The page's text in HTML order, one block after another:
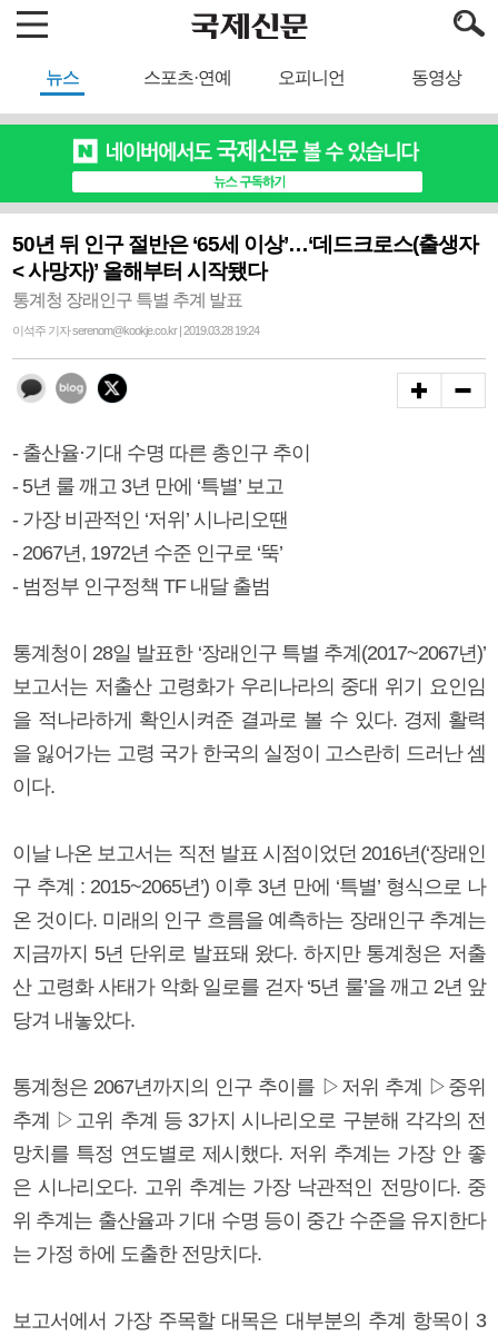
뉴스 스포츠·연예 오피니언 동영상
50년 뒤 인구 절반은 ‘65세 이상’…‘데드크로스(출생자
< 사망자)’ 올해부터 시작됐다
통계청 장래인구 특별 추계 발표
이석주 기자 serenom@kookje.co.kr | 2019.03.28 19:24
- 출산율·기대 수명 따른 총인구 추이
- 5년 룰 깨고 3년 만에 ‘특별’ 보고
- 가장 비관적인 ‘저위’ 시나리오땐
- 2067년, 1972년 수준 인구로 ‘뚝’
- 범정부 인구정책 TF 내달 출범
통계청이 28일 발표한 ‘장래인구 특별 추계(2017~2067년)’
보고서는 저출산 고령화가 우리나라의 중대 위기 요인임
을 적나라하게 확인시켜준 결과로 볼 수 있다. 경제 활력
을 잃어가는 고령 국가 한국의 실정이 고스란히 드러난 셈
이다.
이날 나온 보고서는 직전 발표 시점이었던 2016년(‘장래인
구 추계 : 2015~2065년’) 이후 3년 만에 ‘특별’ 형식으로 나
온 것이다. 미래의 인구 흐름을 예측하는 장래인구 추계는
지금까지 5년 단위로 발표돼 왔다. 하지만 통계청은 저출
산 고령화 사태가 악화 일로를 걷자 ‘5년 룰’을 깨고 2년 앞
당겨 내놓았다.
통계청은 2067년까지의 인구 추이를 ▷저위 추계 ▷중위
추계 ▷고위 추계 등 3가지 시나리오로 구분해 각각의 전
망치를 특정 연도별로 제시했다. 저위 추계는 가장 안 좋
은 시나리오다. 고위 추계는 가장 낙관적인 전망이다. 중
위 추계는 출산율과 기대 수명 등이 중간 수준을 유지한다
는 가정 하에 도출한 전망치다.
보고서에서 가장 주목할 대목은 대부분의 추계 항목이 3